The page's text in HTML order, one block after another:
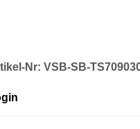
Nr: VSB-SB-